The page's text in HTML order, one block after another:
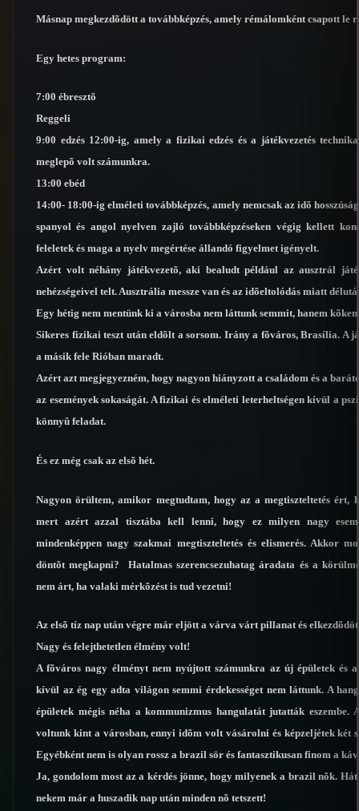
Másnap megkezdõdött a továbbképzés, amely rémálomként csapott le
Egy hetes program:
7:00 ébresztõ
Reggeli
9:00 edzés 12:00-ig, amely a fizikai edzés és a játékvezetés
meglepõ volt számunkra.
13:00 ebéd
14:00- 18:00-ig elméleti továbbképzés, amely nemcsak az idõ
spanyol és angol nyelven zajló továbbképzéseken végig kellett
feleletek és maga a nyelv megértése állandó figyelmet igényelt.
Azért volt néhány játékvezetõ, aki bealudt például az ausztrál
nehézségeivel telt. Ausztrália messze van és az idõeltolódás miatt
Egy hétig nem mentünk ki a városba nem láttunk semmit, hanem
Sikeres fizikai teszt után eldõlt a sorsom. Irány a fõváros, Brasília. A
a másik fele Rióban maradt.
Azért azt megjegyezném, hogy nagyon hiányzott a családom és a
az események sokaságát. A fizikai és elméleti leterheltségen kívül a
könnyû feladat.
És ez még csak az elsõ hét.
Nagyon örültem, amikor megtudtam, hogy az a megtiszteltetés ért,
mert azért azzal tisztába kell lenni, hogy ez milyen nagy
mindenképpen nagy szakmai megtiszteltetés és elismerés. Akkor
döntõt megkapni? Hatalmas szerencsezuhatag áradata és a
nem árt, ha valaki mérkõzést is tud vezetni!
Az elsõ tíz nap után végre már eljött a várva várt pillanat és
Nagy és felejthetetlen élmény volt!
A fõváros nagy élményt nem nyújtott számunkra az új épületek és
kívül az ég egy adta világon semmi érdekességet nem láttunk. A
épületek mégis néha a kommunizmus hangulatát jutatták
voltunk kint a városban, ennyi idõm volt vásárolni és képzeljétek két
Egyébként nem is olyan rossz a brazil sör és fantasztikusan finom a
Ja, gondolom most az a kérdés jönne, hogy milyenek a brazil nõk.
nekem már a huszadik nap után minden nõ tetszett!